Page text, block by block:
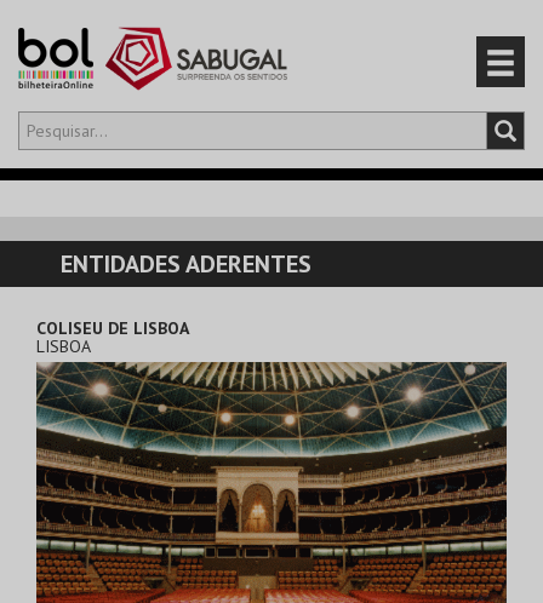
Olá,iniciar sessão
CARRINHO
EVENTOS
CARTÕES
PRODUTOS
ENTIDADES ADERENTES
COLISEU DE LISBOA
LISBOA